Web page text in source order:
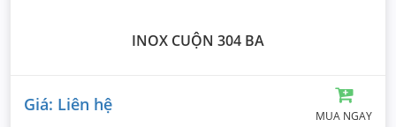
INOX CUỘN 304 BA
Giá: Liên hệ
MUA NGAY